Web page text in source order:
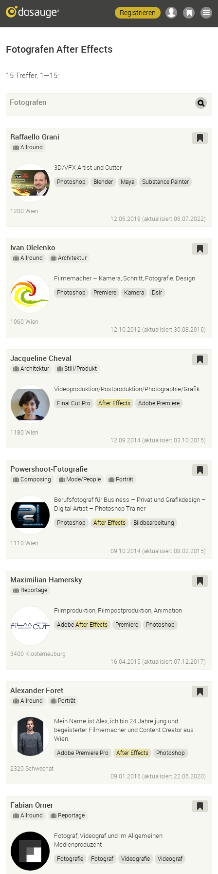
Registrieren
Fotografen After Effects
15 Treffer, 1—15:
Fotografen
Raffaello Grani
Allround
3D/VFX Artist und Cutter
Photoshop Blender Maya
Substance Painter
Compositing
Greenscreen
Chroma Key
Cut
1200 Wien
12.06.2019 (aktualisiert06.07.2022)
Ivan Olelenko
Allround Architektur
Filmemacher – Kamera, Schnitt, Fotografie, Design
Photoshop Premiere Kamera
Dslr
1060 Wien
12.10.2012 (aktualisiert 30.08.2016)
Jacqueline Cheval
Architektur Still/Produkt
Videoproduktion/Postproduktion/Photographie/Grafik
Final Cut Pro After Effects
Adobe Premiere
1180 Wien
12.09.2014 (aktualisiert03.10.2015)
Powershoot-Fotografie
Composing Mode/People Porträt
Berufsfotograf für Business – Privat und Grafikdesign –
Digital Artist – Photoshop Trainer
Photoshop After Effects
Bildbearbeitung
1110 Wien
09.10.2014 (aktualisiert08.02.2015)
Maximilian Hamersky
Reportage
Filmproduktion, Filmpostproduktion, Animation
AdobeAfter Effects Premiere
Photoshop
3400 Klosterneuburg
16.04.2015 (aktualisiert07.12.2017)
Alexander Foret
Allround Porträt
Mein Name ist Alex, ich bin 24 Jahre jung und
begeisterter Filmemacher und Content Creator aus
Wien.
Adobe Premiere Pro After Effects
Photoshop
Bildbearbeitung
Kamermann
2320 Schwechat
09.01.2016 (aktualisiert22.05.2020)
Fabian Orner
Allround Reportage
Fotograf, Videograf und im Allgemeinen
Medienproduzent
Fotografie Fotograf Videografie
Videograf